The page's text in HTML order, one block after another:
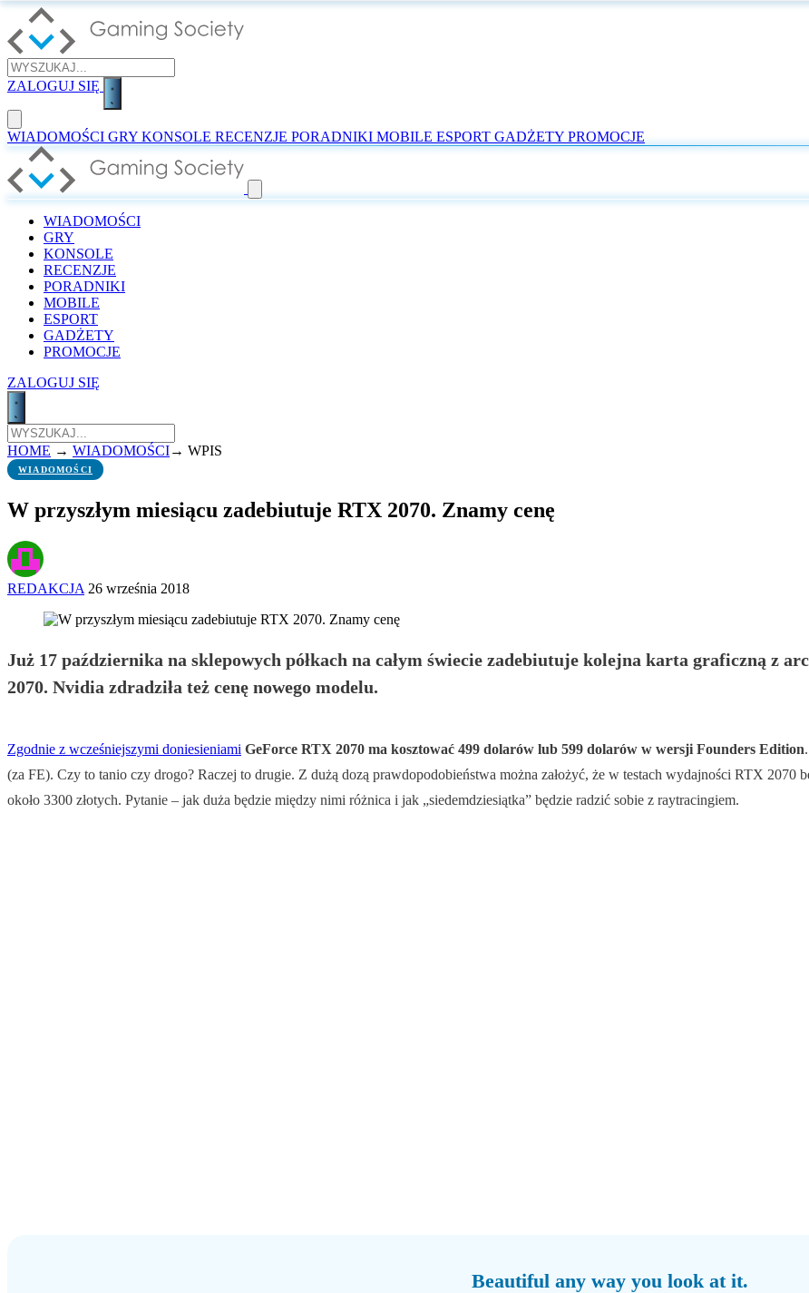
ZALOGUJ SIĘ
WIADOMOŚCI GRY KONSOLE RECENZJE PORADNIKI MOBILE ESPORT GADŻETY PROMOCJE
WIADOMOŚCI
GRY
KONSOLE
RECENZJE
PORADNIKI
MOBILE
ESPORT
GADŻETY
PROMOCJE
ZALOGUJ SIĘ
HOME → WIADOMOŚCI→ WPIS
WIADOMOŚCI
W przyszłym miesiącu zadebiutuje RTX 2070. Znamy cenę
REDAKCJA 26 września 2018
Już 17 października na sklepowych półkach na całym świecie zadebiutuje kolejna karta graficzną z
2070. Nvidia zdradziła też cenę nowego modelu.
Zgodnie z wcześniejszymi doniesieniami GeForce RTX 2070 ma kosztować 499 dolarów lub 599 dolarów w wersji Founders Edition
(za FE). Czy to tanio czy drogo? Raczej to drugie. Z dużą dozą prawdopodobieństwa można założyć, że w testach wydajności RTX
około 3300 złotych. Pytanie – jak duża będzie między nimi różnica i jak „siedemdziesiątka” będzie radzić sobie z raytracingiem.
Beautiful any way you look at it.